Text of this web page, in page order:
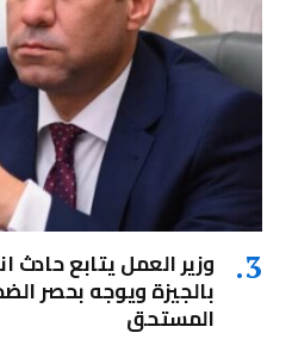
وزير العمل يتابع حادث
بالجيزة ويوجه بحصر
المستحق